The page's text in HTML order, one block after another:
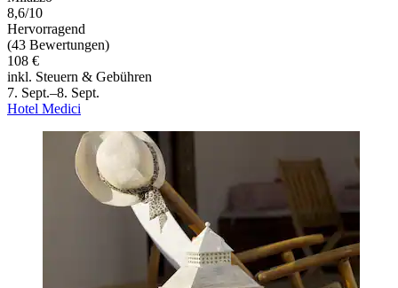
8,6/10
Hervorragend
(43 Bewertungen)
108 €
inkl. Steuern & Gebühren
7. Sept.–8. Sept.
Hotel Medici